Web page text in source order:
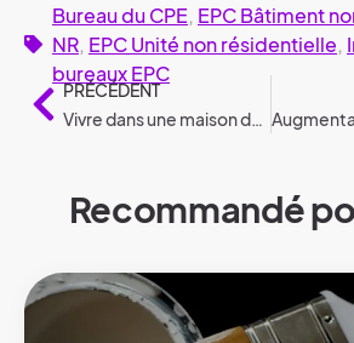
Bureau du CPE, EPC Bâtiment
NR, EPC Unité non résidentielle,
bureaux EPC
PRÉCÉDENT
Vivre dans une maison de retraite : tout ce que vous devez savoir
Recommandé